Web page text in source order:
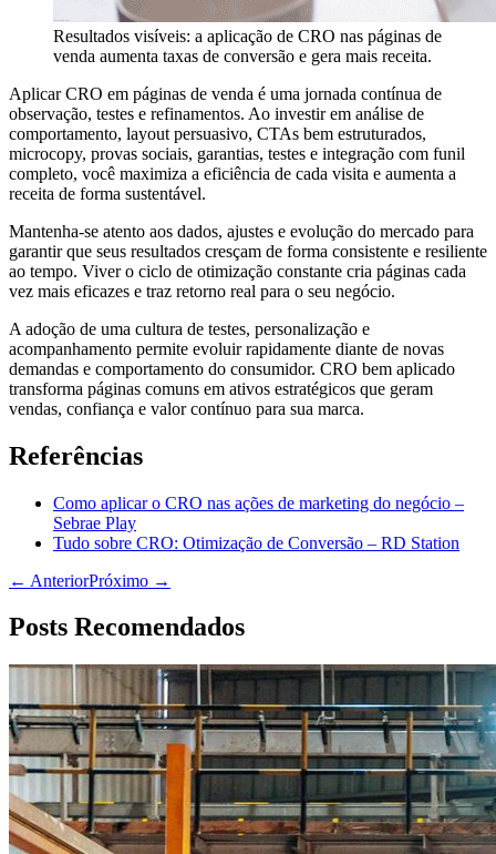
Resultados visíveis: a aplicação de CRO nas páginas de
venda aumenta taxas de conversão e gera mais receita.
Aplicar CRO em páginas de venda é uma jornada contínua de
observação, testes e refinamentos. Ao investir em análise de
comportamento, layout persuasivo, CTAs bem estruturados,
microcopy, provas sociais, garantias, testes e integração com funil
completo, você maximiza a eficiência de cada visita e aumenta a
receita de forma sustentável.
Mantenha-se atento aos dados, ajustes e evolução do mercado para
garantir que seus resultados cresçam de forma consistente e resiliente
ao tempo. Viver o ciclo de otimização constante cria páginas cada
vez mais eficazes e traz retorno real para o seu negócio.
A adoção de uma cultura de testes, personalização e
acompanhamento permite evoluir rapidamente diante de novas
demandas e comportamento do consumidor. CRO bem aplicado
transforma páginas comuns em ativos estratégicos que geram
vendas, confiança e valor contínuo para sua marca.
Referências
Como aplicar o CRO nas ações de marketing do negócio –
Sebrae Play
Tudo sobre CRO: Otimização de Conversão – RD Station
← AnteriorPróximo →
Posts Recomendados